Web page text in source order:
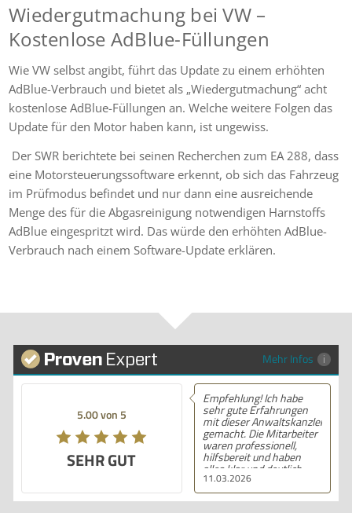
Wiedergutmachung bei VW –
Kostenlose AdBlue-Füllungen
Wie VW selbst angibt, führt das Update zu einem erhöhten
AdBlue-Verbrauch und bietet als „Wiedergutmachung“ acht
kostenlose AdBlue-Füllungen an. Welche weitere Folgen das
Update für den Motor haben kann, ist ungewiss.
Der SWR berichtete bei seinen Recherchen zum EA 288, dass
eine Motorsteuerungssoftware erkennt, ob sich das Fahrzeug
im Prüfmodus befindet und nur dann eine ausreichende
Menge des für die Abgasreinigung notwendigen Harnstoffs
AdBlue eingespritzt wird. Das würde den erhöhten AdBlue-
Verbrauch nach einem Software-Update erklären.
Mehr Infos
5.00 von 5
SEHR GUT
11.03.2026
Empfehlung! Ich habe
sehr gute Erfahrungen
mit dieser Anwaltskanzlei
gemacht. Die Mitarbeiter
waren professionell,
hilfsbereit und haben
alles klar und deutlich
erklärt. Ich bin mit der
Beratung sehr zufrieden
und kann ihre